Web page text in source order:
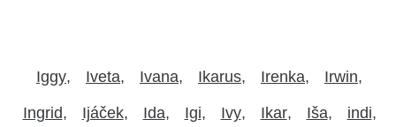
Iggy Iveta Ivana Ikarus Irenka Irwin
Ingrid Ijáček Ida Igi Ivy Ikar Iša indi